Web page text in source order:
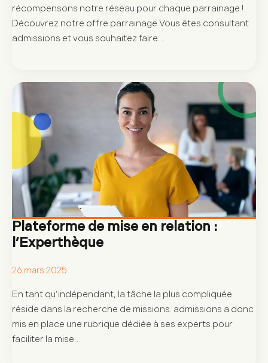
récompensons notre réseau pour chaque parrainage !
Découvrez notre offre parrainage Vous êtes consultant
admissions et vous souhaitez faire…
Plateforme de mise en relation :
l’Experthèque
26 mars 2025
En tant qu’indépendant, la tâche la plus compliquée
réside dans la recherche de missions. admissions a donc
mis en place une rubrique dédiée à ses experts pour
faciliter la mise…